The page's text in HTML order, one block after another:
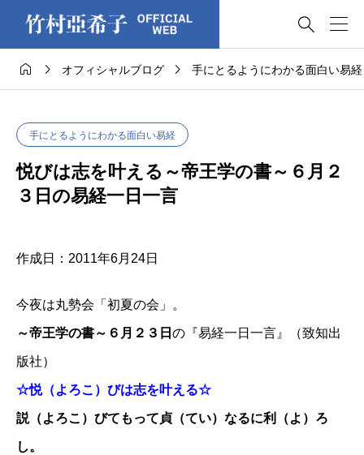

  オフィシャルブログ  手にとるようにわかる面白い易経
手にとるようにわかる面白い易経
悦びは志を叶える～帝王学の書～６月２
３日の易経一日一言
作成日：2011年6月24日
今夜は丸勢会「初夏の会」。
～帝王学の書～６月２３日 の『易経一日一言』（致知出
版社）
☆悦（よろこ）びは志を叶える☆
説（よろこ）びてもって貞（てい）なるに利（よ）ろ
し。